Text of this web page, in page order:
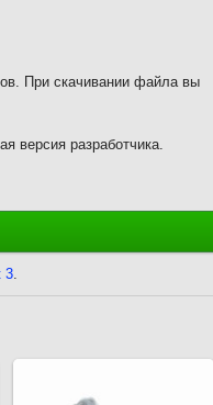
При скачивании файла вы
версия разработчика.
3.